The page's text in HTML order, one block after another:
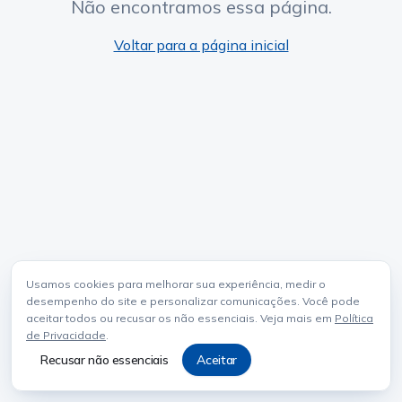
Usamos cookies para melhorar sua experiência, medir o
desempenho do site e personalizar comunicações. Você pode
aceitar todos ou recusar os não essenciais. Veja mais em Política
de Privacidade.
Recusar não essenciais Aceitar
Não encontramos essa página.
Voltar para a página inicial